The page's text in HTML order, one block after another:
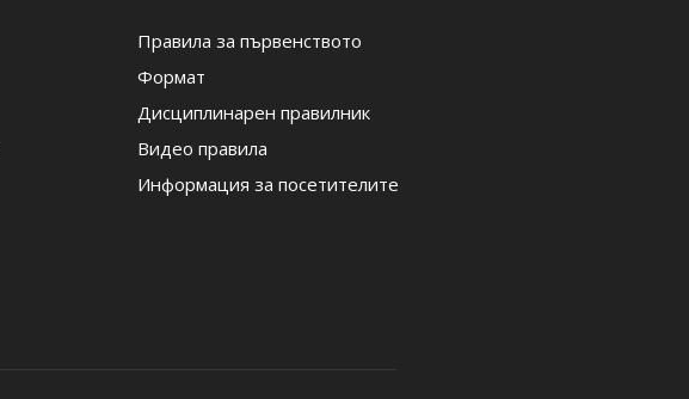
Правила за първенството
Формат
Дисциплинарен правилник
Видео правила
Информация за посетителите